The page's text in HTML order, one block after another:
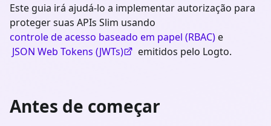
Este guia irá ajudá-lo a implementar autorização para
proteger suas APIs Slim usando
controle de acesso baseado em papel (RBAC) e
JSON Web Tokens (JWTs)
emitidos pelo Logto.
Antes de começar